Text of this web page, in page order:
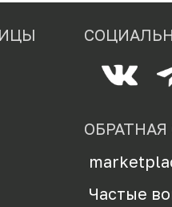
Частые
ОБРАТНАЯ